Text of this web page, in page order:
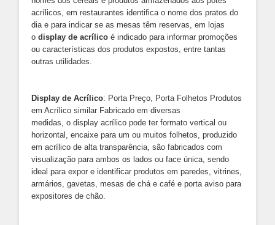
acrílicos, em restaurantes identifica o nome dos pratos do
dia e para indicar se as mesas têm reservas, em lojas
o display de acrílico é indicado para informar promoções
ou características dos produtos expostos, entre tantas
outras utilidades.
Display de Acrílico: Porta Preço, Porta Folhetos Produtos
em Acrílico similar Fabricado em diversas
medidas, o display acrílico pode ter formato vertical ou
horizontal, encaixe para um ou muitos folhetos, produzido
em acrílico de alta transparência, são fabricados com
visualização para ambos os lados ou face única, sendo
ideal para expor e identificar produtos em paredes, vitrines,
armários, gavetas, mesas de chá e café e porta aviso para
expositores de chão.